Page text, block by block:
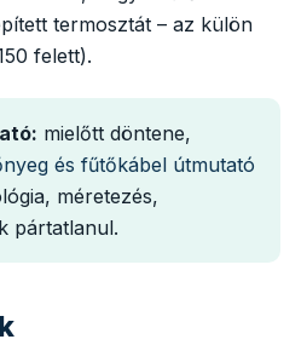
termosztát – az külön
felett).
mielőtt döntene,
és fűtőkábel útmutató
méretezés,
pártatlanul.